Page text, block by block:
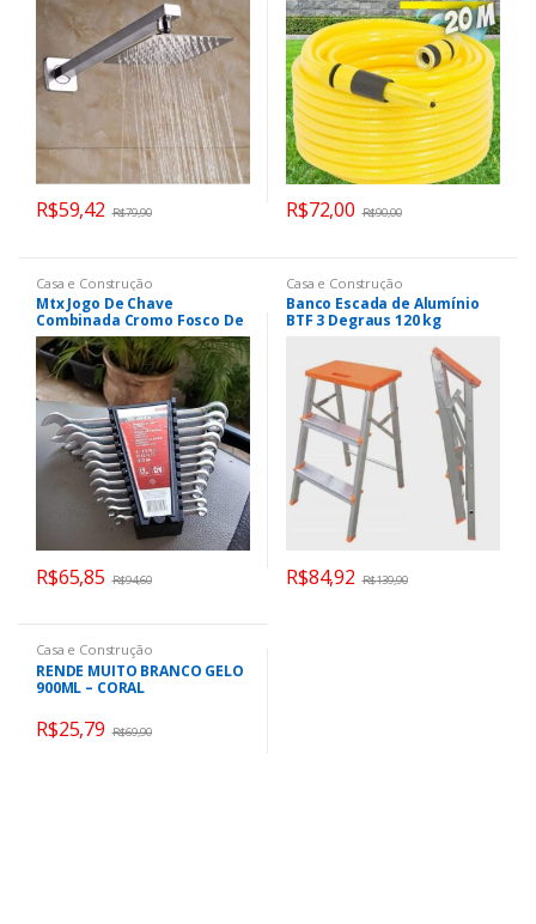
R$59,42 R$79,90 R$72,00 R$90,00
Casa e Construção
Mtx Jogo De Chave
Combinada Cromo Fosco De
6 X 22 Mm 12 Peças
R$65,85 R$94,60
Casa e Construção
Banco Escada de Alumínio
BTF 3 Degraus 120 kg
R$84,92 R$139,90
Casa e Construção
RENDE MUITO BRANCO GELO
900ML – CORAL
R$25,79 R$69,90